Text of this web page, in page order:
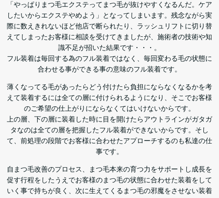
「やっぱりまつ毛エクステってまつ毛が抜けやすくなるんだ。ケア
したいからエクステやめよう」となってしまいます。残念ながら実
際に数えきれないほど他店で断られたり、ラッシュリフトに切り替
えてしまったお客様に相談を受けてきましたが、施術者の技術や知
識不足が招いた結果です・・・。
フル装着は毎回する為のフル装着ではなく、毎回変わる毛の状態に
合わせる事ができる事の意味のフル装着です。
薄くなってる毛があったらどう付けたら負担にならなくなるかを考
えて装着するには全ての層に付けられるようになり、そこでお客様
のご希望の仕上がりにならなくてはいけないからです。
上の層、下の層に装着した時に目を開けたらアウトラインがガタガ
タなのは全ての層を把握したフル装着ができないからです。そし
て、前処理の段階でお客様に合わせたアプローチするのも私達の仕
事です。
自まつ毛改善のプロセス、まつ毛本来の育つ力をサポートし成長を
促す行程をしたうえでお客様のまつ毛の状態に合わせた装着をして
いく事で持ちが良く、次に生えてくるまつ毛の邪魔をさせない装着